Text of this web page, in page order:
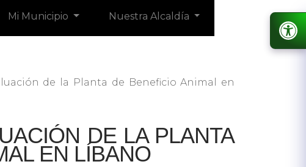
Mi Municipio Nuestra Alcaldía
de la Planta de Beneficio Animal en
DE LA PLANTA
EN LÍBANO